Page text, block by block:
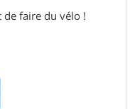
de faire du vélo !